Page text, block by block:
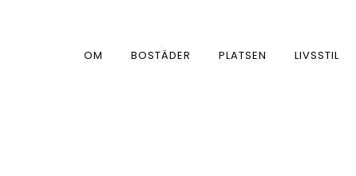
OM BOSTÄDER PLATSEN LIVSSTIL